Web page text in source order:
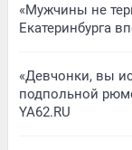
«Мужчины не
Екатеринбурга
«Девчонки, вы
подпольной
YA62.RU